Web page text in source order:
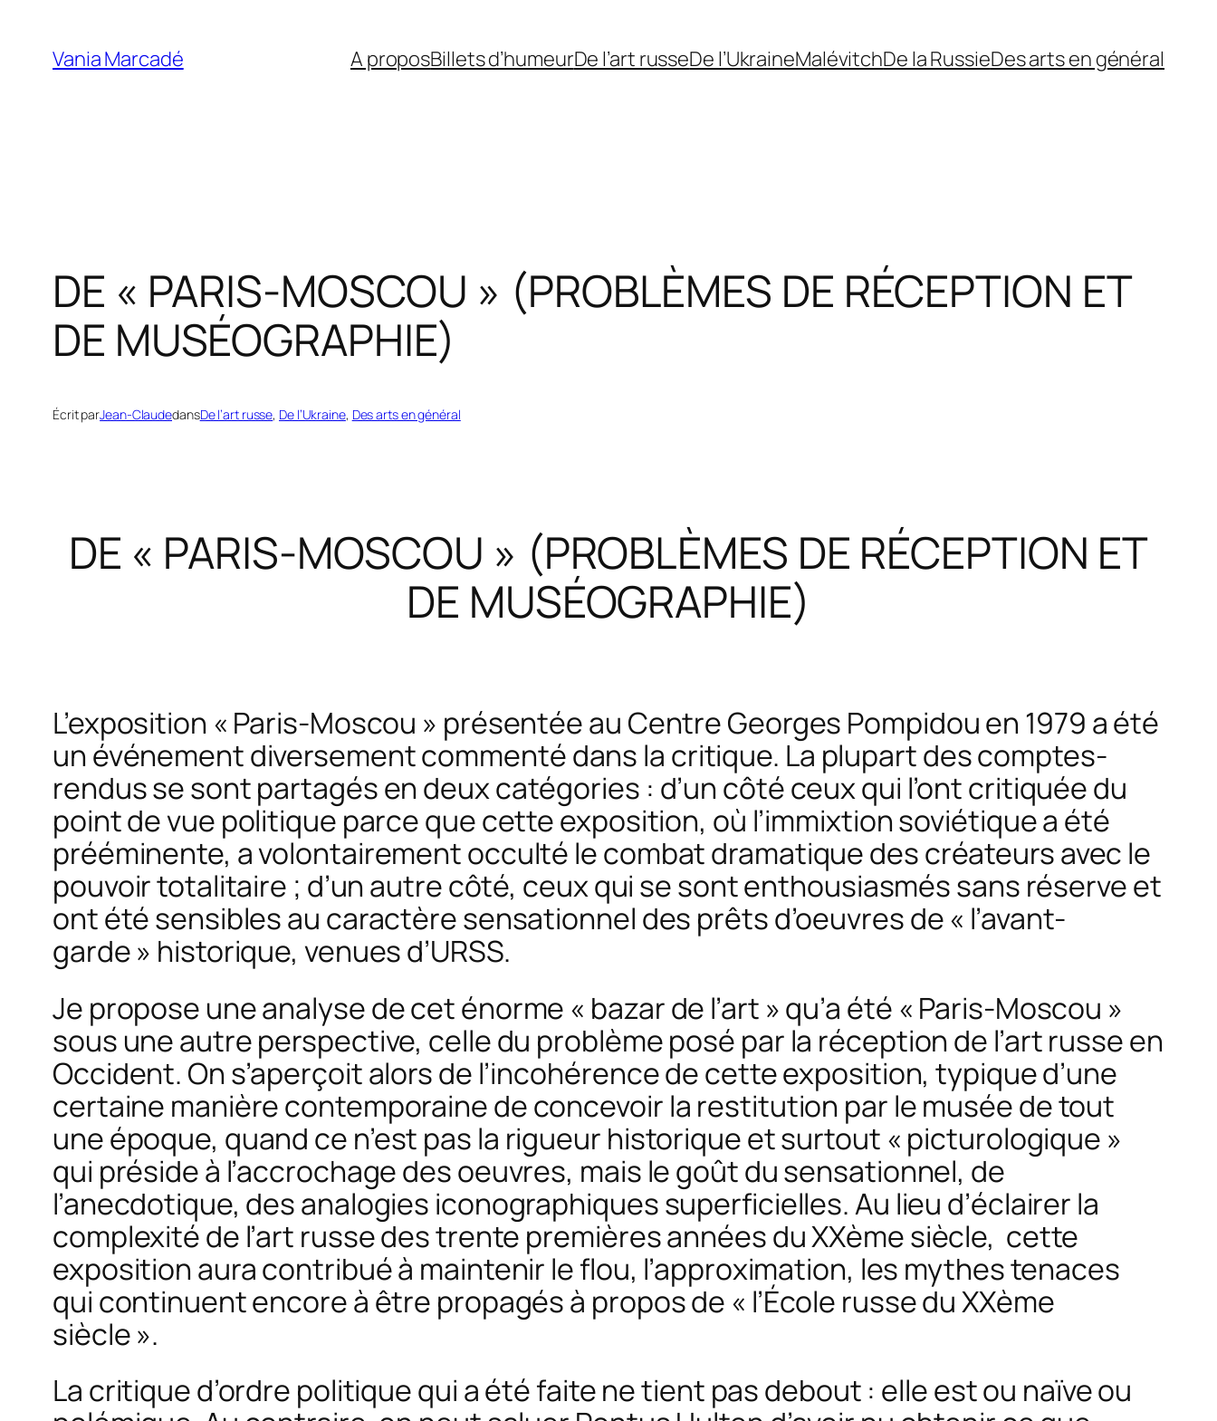
contenu
Vania Marcadé A proposBillets d’humeurDe l’art russeDe l’UkraineMalévitchDe la RussieDes arts en général
DE « PARIS-MOSCOU » (PROBLÈMES DE RÉCEPTION ET
DE MUSÉOGRAPHIE)
Écrit parJean-ClaudedansDe l’art russe, De l’Ukraine, Des arts en général
DE « PARIS-MOSCOU » (PROBLÈMES DE RÉCEPTION ET
DE MUSÉOGRAPHIE)
L’exposition « Paris-Moscou » présentée au Centre Georges Pompidou en 1979 a été
un événement diversement commenté dans la critique. La plupart des comptes-
rendus se sont partagés en deux catégories : d’un côté ceux qui l’ont critiquée du
point de vue politique parce que cette exposition, où l’immixtion soviétique a été
prééminente, a volontairement occulté le combat dramatique des créateurs avec le
pouvoir totalitaire ; d’un autre côté, ceux qui se sont enthousiasmés sans réserve et
ont été sensibles au caractère sensationnel des prêts d’oeuvres de « l’avant-
garde » historique, venues d’URSS.
Je propose une analyse de cet énorme « bazar de l’art » qu’a été « Paris-Moscou »
sous une autre perspective, celle du problème posé par la réception de l’art russe en
Occident. On s’aperçoit alors de l’incohérence de cette exposition, typique d’une
certaine manière contemporaine de concevoir la restitution par le musée de tout
une époque, quand ce n’est pas la rigueur historique et surtout « picturologique »
qui préside à l’accrochage des oeuvres, mais le goût du sensationnel, de
l’anecdotique, des analogies iconographiques superficielles. Au lieu d’éclairer la
complexité de l’art russe des trente premières années du XXème siècle, cette
exposition aura contribué à maintenir le flou, l’approximation, les mythes tenaces
qui continuent encore à être propagés à propos de « l’École russe du XXème
siècle ».
La critique d’ordre politique qui a été faite ne tient pas debout : elle est ou naïve ou